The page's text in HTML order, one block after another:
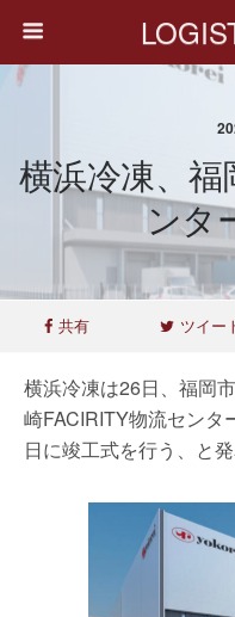
横浜冷凍、
ンタ
共有 ツイー
横浜冷凍は26日、福岡
崎FACIRITY物流センタ
日に竣工式を行う、と発